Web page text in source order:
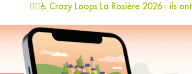
🏃‍♀️♿ Crazy Loops La Rosière 2026 : ils